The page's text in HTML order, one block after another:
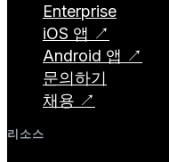
Enterprise
iOS 앱 ↗
Android 앱 ↗
문의하기
채용 ↗
리소스